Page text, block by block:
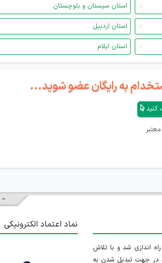
استان سیستان و بلوچستان
استان اردبیل
استان ایلام
به رایگان عضو شوید...
کنید
سایت ایران استخدام در تاریخ ۱۳۹۱/۱/۱۰ راه اندازی شد و با تلاش
در جهت تبدیل شدن به
نماد اعتماد الکترونیکی